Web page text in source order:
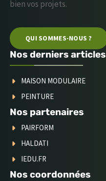
bien vos projets.
QUI SOMMES-NOUS ?
Nos derniers articles
MAISON MODULAIRE
PEINTURE
Nos partenaires
PAIRFORM
HALDATI
IEDU.FR
Nos coordonnées